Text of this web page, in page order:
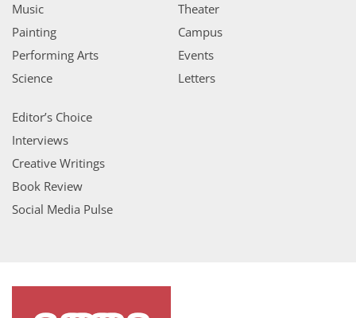
Music
Painting
Performing Arts
Science
Theater
Campus
Events
Letters
Editor’s Choice
Interviews
Creative Writings
Book Review
Social Media Pulse